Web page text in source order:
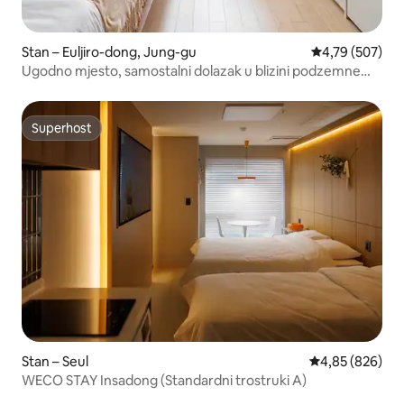
Stan – Euljiro-dong, Jung-gu Prosječna
4,79 (507)
Ugodno mjesto, samostalni dolazak u blizini podzemne
Superhost
Superhost
Stan – Seul Prosječna
4,85 (826)
WECO STAY Insadong (Standardni trostruki A)